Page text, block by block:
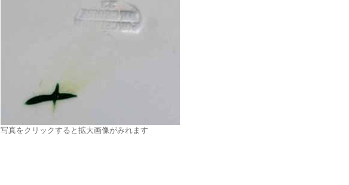
写真をクリックすると拡大画像がみれます